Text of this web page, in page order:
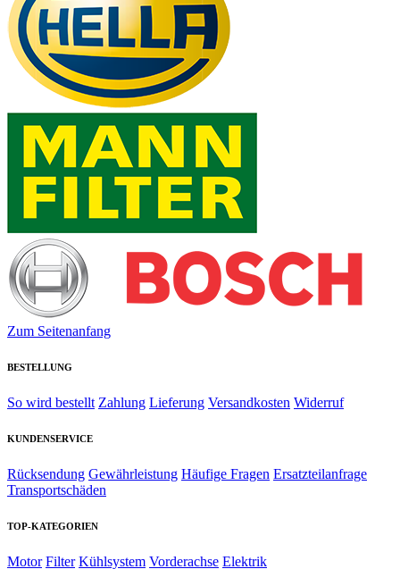
Zum Seitenanfang
BESTELLUNG
So wird bestellt Zahlung Lieferung Versandkosten Widerruf
KUNDENSERVICE
Rücksendung Gewährleistung Häufige Fragen Ersatzteilanfrage
Transportschäden
TOP-KATEGORIEN
Motor Filter Kühlsystem Vorderachse Elektrik